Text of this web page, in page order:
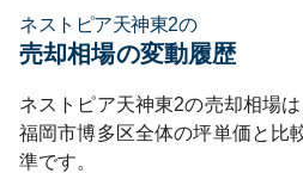
ネストピア天神東2の
売却相場の変動履歴
ネストピア天神東2の売却相場
福岡市博多区全体の坪単価と比
準です。